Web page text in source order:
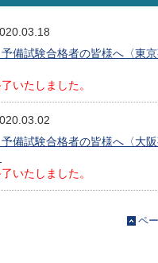
備試験合格者の皆様へ〈東
いたしました。
備試験合格者の皆様へ〈大
いたしました。
ペ